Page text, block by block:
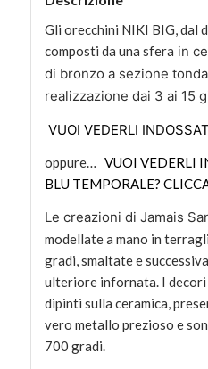
Gli orecchini NIKI BIG, dal
composti da una sfera in
di bronzo a sezione
realizzazione dai 3 ai 15
VUOI VEDERLI
oppure… VUOI VEDERLI
BLU TEMPORALE?
Le creazioni di Jamais
modellate a mano in
gradi, smaltate e
ulteriore infornata. I
dipinti sulla ceramica,
vero metallo prezioso e
700 gradi.